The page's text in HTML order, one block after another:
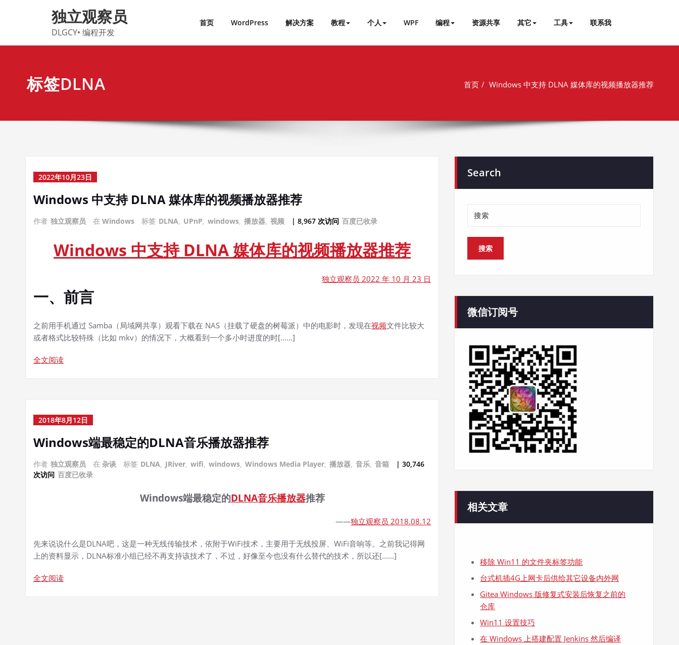
独立观察员
DLGCY• 编程开发
首页 WordPress 解决方案 教程 个人 WPF 编程 资源共享 其它 工具 联系我
标签DLNA 首页 Windows 中支持 DLNA 媒体库的视频播放器推荐
2022年10月23日
Windows 中支持 DLNA 媒体库的视频播放器推荐
作者 独立观察员 在 Windows 标签 DLNA, UPnP, windows, 播放器, 视频 | 8,967 次访问 百度已收录
Windows 中支持 DLNA 媒体库的视频播放器推荐
独立观察员 2022 年 10 月 23 日
一、前言
之前用手机通过 Samba（局域网共享）观看下载在 NAS（挂载了硬盘的树莓派）中的电影时，发现在视频文件比较大
或者格式比较特殊（比如 mkv）的情况下，大概看到一个多小时进度的时[……]
全文阅读
2018年8月12日
Windows端最稳定的DLNA音乐播放器推荐
作者 独立观察员 在 杂谈 标签 DLNA, JRiver, wifi, windows, Windows Media Player, 播放器, 音乐, 音箱
| 30,746
次访问 百度已收录
Windows端最稳定的DLNA音乐播放器推荐
——独立观察员 2018.08.12
先来说说什么是DLNA吧，这是一种无线传输技术，依附于WiFi技术，主要用于无线投屏、WiFi音响等。之前我记得网
上的资料显示，DLNA标准小组已经不再支持该技术了，不过，好像至今也没有什么替代的技术，所以还[……]
全文阅读
Search
微信订阅号
相关文章
移除 Win11 的文件夹标签功能
台式机插4G上网卡后供给其它设备内外网
Gitea Windows 版修复式安装后恢复之前的
仓库
Win11 设置技巧
在 Windows 上搭建配置 Jenkins 然后编译